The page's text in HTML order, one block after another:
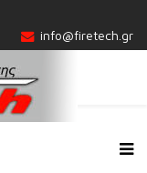
info@firetech.gr